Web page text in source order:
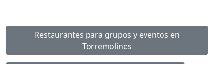
Restaurantes para grupos y eventos en
Torremolinos